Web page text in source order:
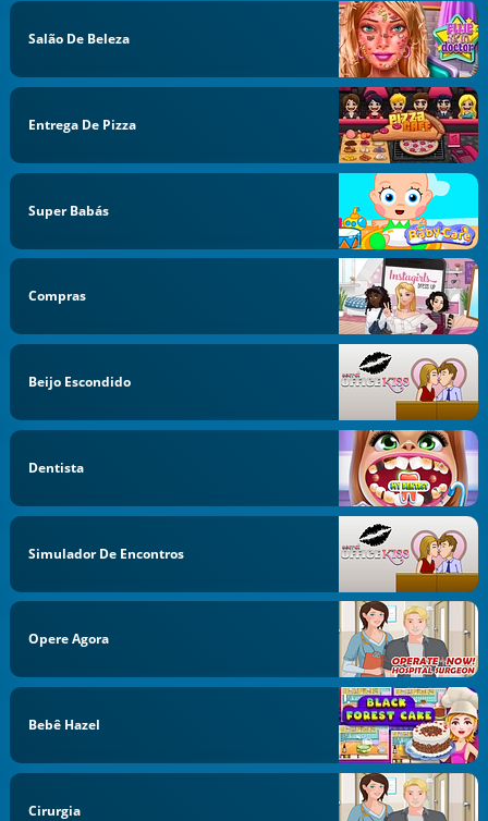
Salão De Beleza
Entrega De Pizza
Super Babás
Compras
Beijo Escondido
Dentista
Simulador De Encontros
Opere Agora
Bebê Hazel
Cirurgia